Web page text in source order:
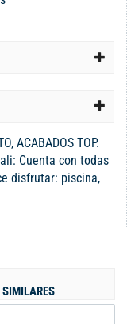
ACABADOS TOP.
Cuenta con todas
disfrutar: piscina,
de billar, muro
aire
MANUEL
SIMILARES